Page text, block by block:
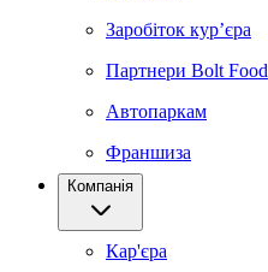
Заробіток курʼєра
Партнери Bolt Food
Автопаркам
Франшиза
Компанія
Кар'єра